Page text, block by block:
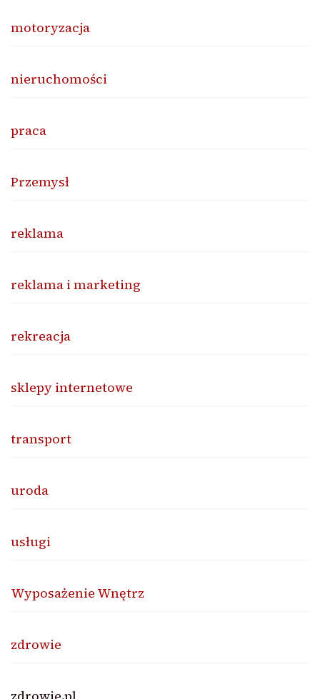
motoryzacja
nieruchomości
praca
Przemysł
reklama
reklama i marketing
rekreacja
sklepy internetowe
transport
uroda
usługi
Wyposażenie Wnętrz
zdrowie